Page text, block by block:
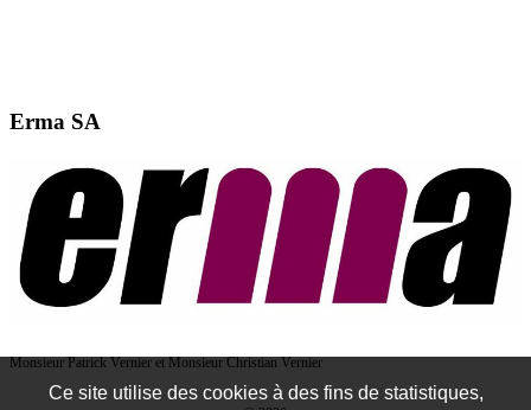
Erma SA
Monsieur Patrick Vernier et Monsieur Christian Vernier
Ce site utilise des cookies à des fins de statistiques,